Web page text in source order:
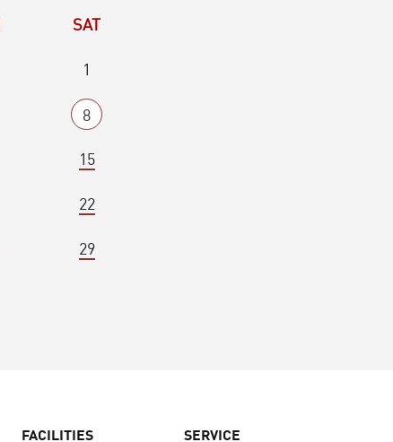
SAT
1
8
15
22
29
FACILITIES SERVICE